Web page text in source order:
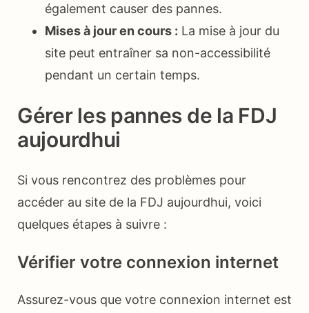
également causer des pannes.
Mises à jour en cours : La mise à jour du
site peut entraîner sa non-accessibilité
pendant un certain temps.
Gérer les pannes de la FDJ
aujourdhui
Si vous rencontrez des problèmes pour
accéder au site de la FDJ aujourdhui, voici
quelques étapes à suivre :
Vérifier votre connexion internet
Assurez-vous que votre connexion internet est